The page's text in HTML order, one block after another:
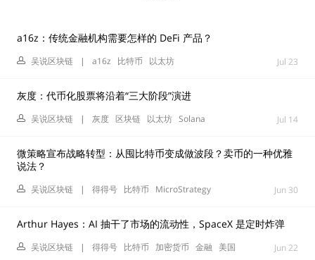
a16z：传统金融机构需要怎样的 DeFi 产品？
吴说区块链 | a16z 比特币 以太坊 Jul 23
灰度：代币化股票将沿着“三大阶段”演进
吴说区块链 | 灰度 区块链 以太坊 Solana Jul 14
微策略宣布战略转型：从囤比特币变成做波段？卖币的一种优雅
说法？
吴说区块链 | 得得号 比特币 MicroStrategy Jun 30
Arthur Hayes：AI 抽干了市场的流动性，SpaceX 是定时炸弹
吴说区块链 | 得得号 比特币 加密货币 金融 美国 Jun 22